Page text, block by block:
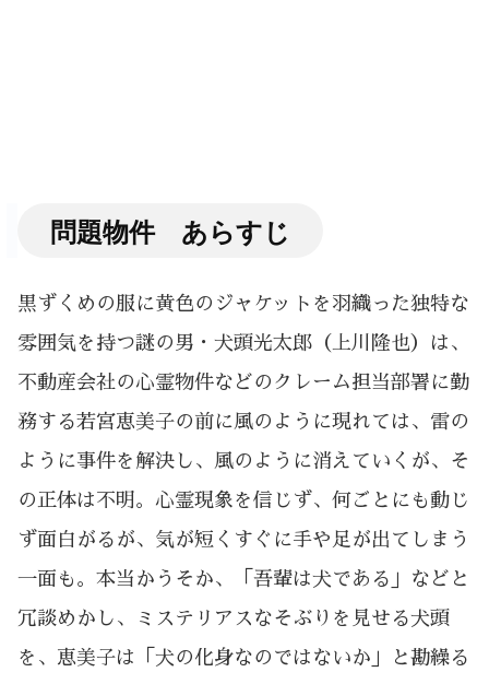
問題物件 あらすじ
黒ずくめの服に黄色のジャケットを羽織った独特な
雰囲気を持つ謎の男・犬頭光太郎（上川隆也）は、
不動産会社の心霊物件などのクレーム担当部署に勤
務する若宮恵美子の前に風のように現れては、雷の
ように事件を解決し、風のように消えていくが、そ
の正体は不明。心霊現象を信じず、何ごとにも動じ
ず面白がるが、気が短くすぐに手や足が出てしまう
一面も。本当かうそか、「吾輩は犬である」などと
冗談めかし、ミステリアスなそぶりを見せる犬頭
を、恵美子は「犬の化身なのではないか」と勘繰る